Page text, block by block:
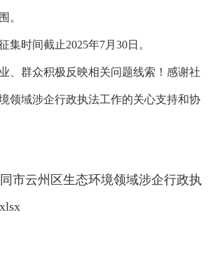
。
集时间截止2025年7月30日。
群众积极反映相关问题线索！感谢社
领域涉企行政执法工作的关心支持和协
市云州区生态环境领域涉企行政执